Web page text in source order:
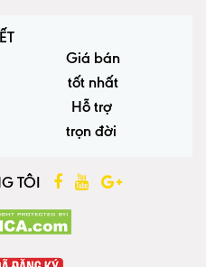
Giá bán
tốt nhất
Hỗ trợ
trọn đời
TÔI